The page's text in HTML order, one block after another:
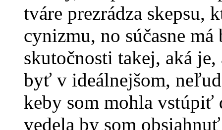
tváre prezrádza skepsu,
cynizmu, no súčasne
skutočnosti takej, aká
byť v ideálnejšom,
keby som mohla vstúpiť
vedela by som